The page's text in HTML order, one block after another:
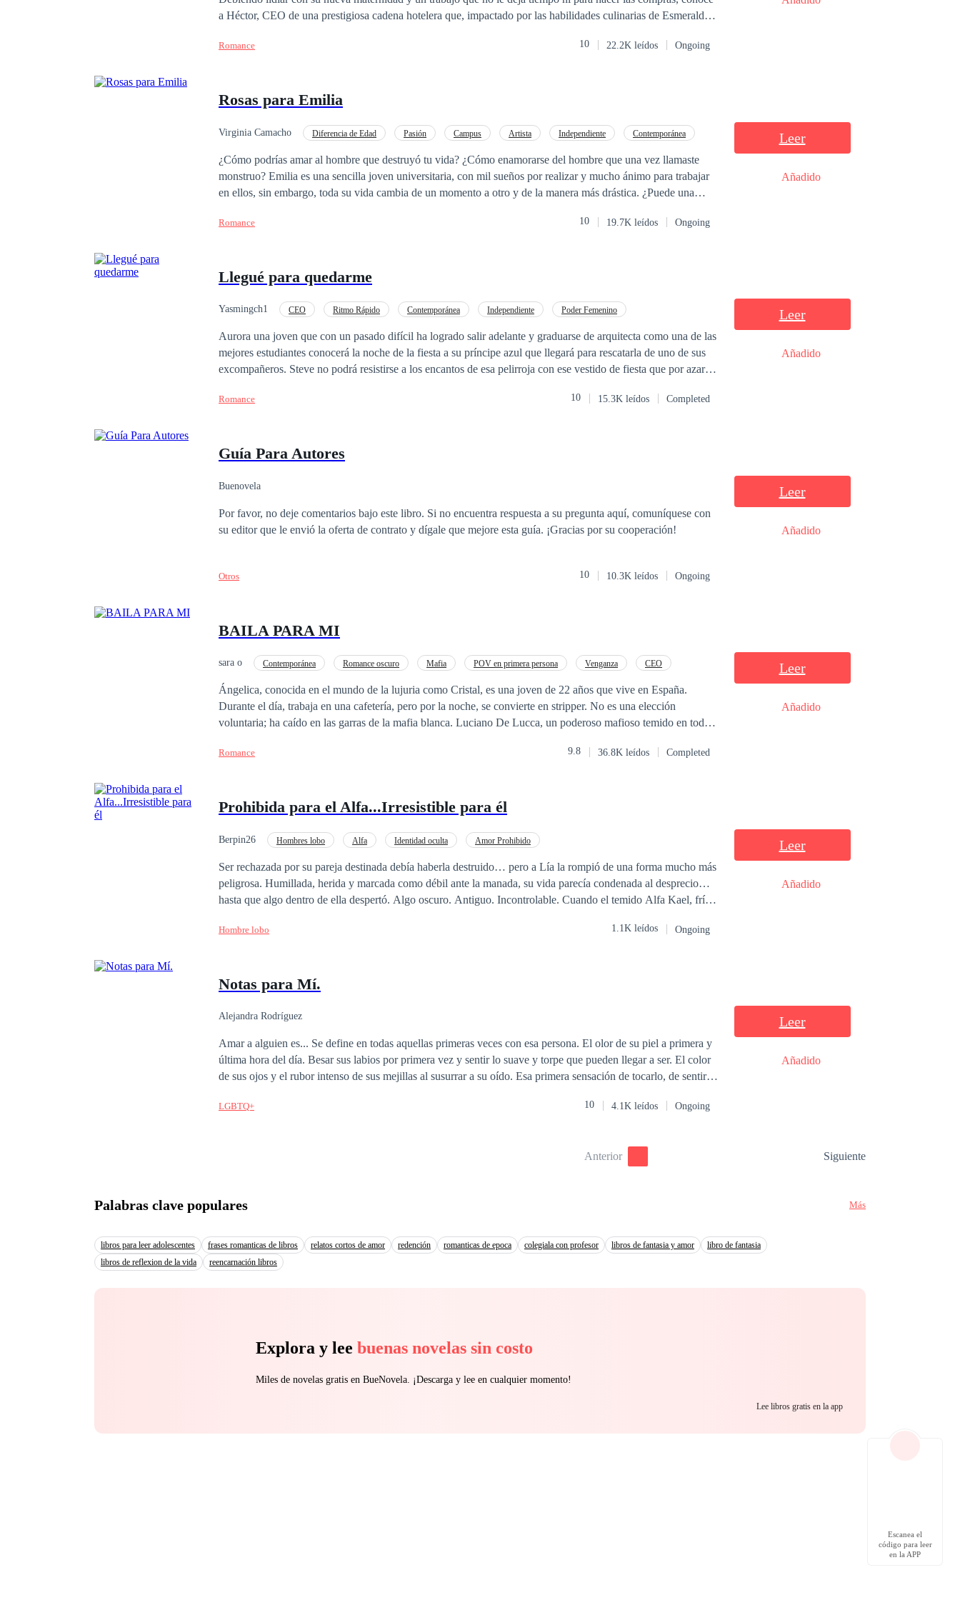
a Héctor, CEO de una prestigiosa cadena hotelera que, impactado por las habilidades culinarias de Esmeralda,
también desafiar a su madre para que los deje enamorarse y tener su vivir felices por siempre.
Romance 10 22.2K leídos Ongoing
Rosas para Emilia
Virginia Camacho Diferencia de Edad Pasión Campus Artista Independiente
Contemporánea
¿Cómo podrías amar al hombre que destruyó tu vida? ¿Cómo enamorarse del hombre que una vez llamaste
monstruo? Emilia es una sencilla joven universitaria, con mil sueños por realizar y mucho ánimo para trabajar
en ellos, sin embargo, toda su vida cambia de un momento a otro y de la manera más drástica. ¿Puede una
que le causó todo ese daño? El camino es largo y lleno de curvas, lo que una vez fue el motivo de tus lágrimas,
Romance 10 19.7K leídos Ongoing
Leer
Añadido
Llegué para quedarme
Yasmingch1 CEO Ritmo Rápido Contemporánea Independiente Poder Femenino
Aurora una joven que con un pasado difícil ha logrado salir adelante y graduarse de arquitecta como una de las
mejores estudiantes conocerá la noche de la fiesta a su príncipe azul que llegará para rescatarla de uno de sus
excompañeros. Steve no podrá resistirse a los encantos de esa pelirroja con ese vestido de fiesta que por azares
Romance 10 15.3K leídos Completed
Leer
Añadido
Guía Para Autores
Buenovela
Por favor, no deje comentarios bajo este libro. Si no encuentra respuesta a su pregunta aquí, comuníquese con
su editor que le envió la oferta de contrato y dígale que mejore esta guía. ¡Gracias por su cooperación!
Otros 10 10.3K leídos Ongoing
Leer
Añadido
BAILA PARA MI
sara o Contemporánea Romance oscuro Mafia POV en primera persona Venganza
CEO
Ángelica, conocida en el mundo de la lujuria como Cristal, es una joven de 22 años que vive en España.
Durante el día, trabaja en una cafetería, pero por la noche, se convierte en stripper. No es una elección
voluntaria; ha caído en las garras de la mafia blanca. Luciano De Lucca, un poderoso mafioso temido en toda
Ángelica. Algo extraño despierta en él, llevándolo a enfrentarse a problemas con la misma mafia blanca.
Romance 9.8 36.8K leídos Completed
Leer
Añadido
Prohibida para el Alfa...Irresistible para él
Berpin26 Hombres lobo Alfa Identidad oculta Amor Prohibido
Ser rechazada por su pareja destinada debía haberla destruido… pero a Lía la rompió de una forma mucho más
peligrosa. Humillada, herida y marcada como débil ante la manada, su vida parecía condenada al desprecio…
hasta que algo dentro de ella despertó. Algo oscuro. Antiguo. Incontrolable. Cuando el temido Alfa Kael, frío,
entiende… y que él se niega a aceptar. Porque acercarse a ella no solo es un riesgo para la manada… Es un
el peligro.
Hombre lobo 1.1K leídos Ongoing
Leer
Añadido
Notas para Mí.
Alejandra Rodríguez
Amar a alguien es... Se define en todas aquellas primeras veces con esa persona. El olor de su piel a primera y
última hora del día. Besar sus labios por primera vez y sentir lo suave y torpe que pueden llegar a ser. El color
de sus ojos y el rubor intenso de sus mejillas al susurrar a su oído. Esa primera sensación de tocarlo, de sentir
LGBTQ+ 10 4.1K leídos Ongoing
Leer
Añadido
Anterior Siguiente
Palabras clave populares Más
libros para leer adolescentes frases romanticas de libros relatos cortos de amor redención romanticas de epoca colegiala con profesor libros de fantasia y amor
libro de fantasia
libros de reflexion de la vida
reencarnación libros
Explora y lee buenas novelas sin costo
Miles de novelas gratis en BueNovela. ¡Descarga y lee en cualquier momento!
Lee libros gratis en la app
Escanea el
código para leer
en la APP